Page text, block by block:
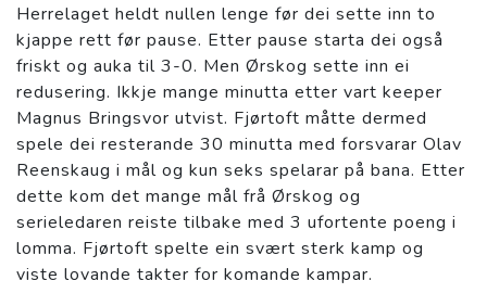
Herrelaget heldt nullen lenge før dei sette inn to
kjappe rett før pause. Etter pause starta dei også
friskt og auka til 3-0. Men Ørskog sette inn ei
redusering. Ikkje mange minutta etter vart keeper
Magnus Bringsvor utvist. Fjørtoft måtte dermed
spele dei resterande 30 minutta med forsvarar Olav
Reenskaug i mål og kun seks spelarar på bana. Etter
dette kom det mange mål frå Ørskog og
serieledaren reiste tilbake med 3 ufortente poeng i
lomma. Fjørtoft spelte ein svært sterk kamp og
viste lovande takter for komande kampar.